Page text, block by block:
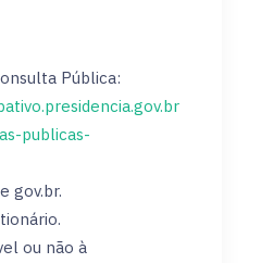
Pública:
publicas-
gov.br.
ou não à